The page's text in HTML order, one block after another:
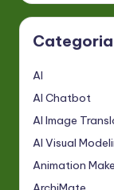
AI
AI Chatbot
AI Image
AI Visual
Animation